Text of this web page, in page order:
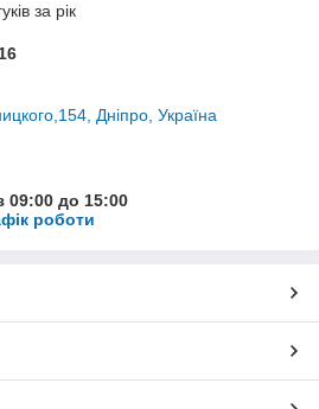
за рік
Дніпро, Україна
09:00 до 15:00
роботи